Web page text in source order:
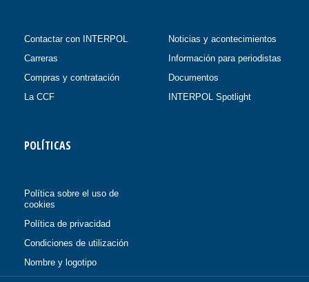
Contactar con INTERPOL
Carreras
Compras y contratación
La CCF
Noticias y acontecimientos
Información para periodistas
Documentos
INTERPOL Spotlight
POLÍTICAS
Política sobre el uso de
cookies
Política de privacidad
Condiciones de utilización
Nombre y logotipo